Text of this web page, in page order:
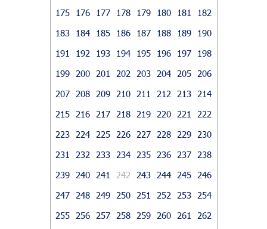
175
176 177 178 179 180 181
182
183
184 185 186 187 188 189
190
191
192 193 194 195 196 197
198
199
200 201 202 203 204 205
206
207
208 209 210 211 212 213
214
215
216 217 218 219 220 221
222
223
224 225 226 227 228 229
230
231
232 233 234 235 236 237
238
239
240 241 242 243 244 245
246
247
248 249 250 251 252 253
254
255
256 257 258 259 260 261
262